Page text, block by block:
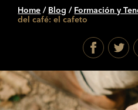
Home / Blog / Formación y
del café: el cafeto